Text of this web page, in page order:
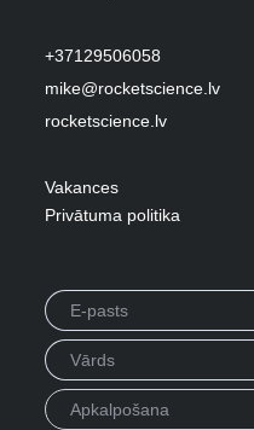
Emuārs
Projekti
Karjeras
+37129506058
mike@rocketscience.lv
rocketscience.lv
Vakances
Privātuma politika
Apkalpošana